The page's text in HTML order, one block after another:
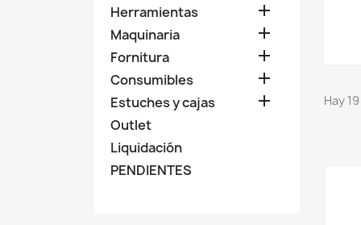
Herramientas 
Maquinaria 
Fornitura 
Consumibles 
Estuches y cajas 
Outlet
Liquidación
PENDIENTES
Hay